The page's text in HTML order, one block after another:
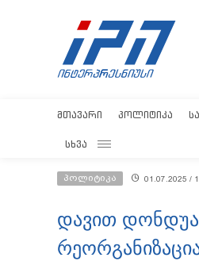
ᲛᲗᲐᲕᲐᲠᲘ ᲞᲝᲚᲘᲢᲘᲙᲐ
ᲡᲮᲕᲐ
პოლიტიკა 01.07.2025 /
დავით დონდუა